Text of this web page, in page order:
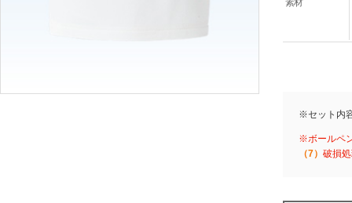
素材
※セット内
※ボールペ
（7） 破損